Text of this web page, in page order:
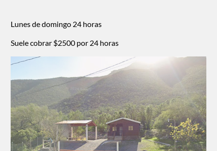
Lunes de domingo 24 horas
Suele cobrar $2500 por 24 horas